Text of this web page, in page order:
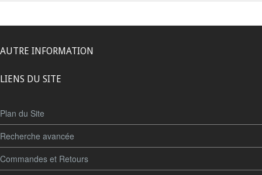
AUTRE INFORMATION
LIENS DU SITE
Plan du Site
Recherche avancée
Commandes et Retours